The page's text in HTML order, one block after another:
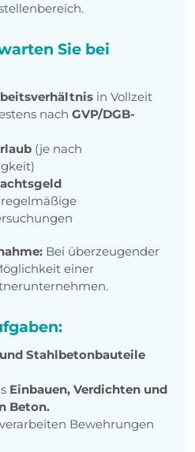
Sie bei
in Vollzeit
nach GVP/DGB-
(je nach
Bei überzeugender
einer
Stahlbetonbauteile
Einbauen, Verdichten und
Beton.
Bewehrungen